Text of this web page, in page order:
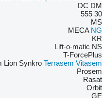
DC DM
30
555
MS
MECA NG
KR
Lift-o-matic NS
T-ForcePlus
Lion Synkro Terrasem Vitasem
Prosem
Rasat
Orbit
GE